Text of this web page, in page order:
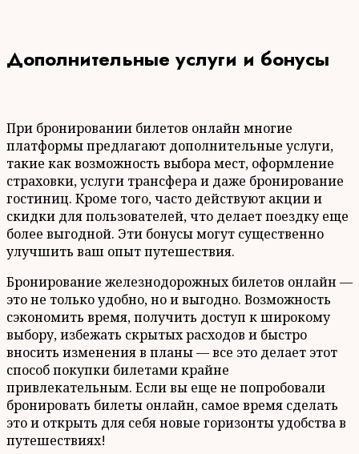
Дополнительные услуги и бонусы
При бронировании билетов онлайн многие
платформы предлагают дополнительные услуги,
такие как возможность выбора мест, оформление
страховки, услуги трансфера и даже бронирование
гостиниц. Кроме того, часто действуют акции и
скидки для пользователей, что делает поездку еще
более выгодной. Эти бонусы могут существенно
улучшить ваш опыт путешествия.
Бронирование железнодорожных билетов онлайн —
это не только удобно, но и выгодно. Возможность
сэкономить время, получить доступ к широкому
выбору, избежать скрытых расходов и быстро
вносить изменения в планы — все это делает этот
способ покупки билетами крайне
привлекательным. Если вы еще не попробовали
бронировать билеты онлайн, самое время сделать
это и открыть для себя новые горизонты удобства в
путешествиях!